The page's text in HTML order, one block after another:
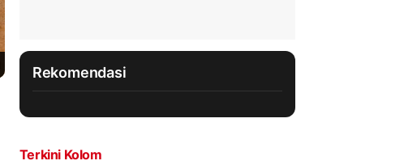
Rekomendasi
Terkini Kolom